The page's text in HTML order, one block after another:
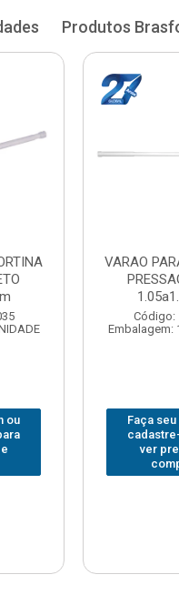
Produtos
ou
VARAO
Código:
Embalagem:
Faça
ver